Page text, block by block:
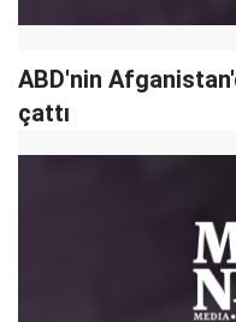
ABD'nin
çattı